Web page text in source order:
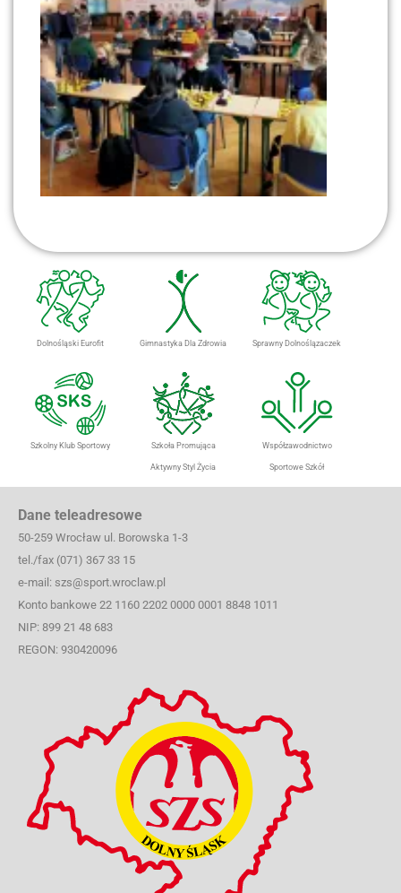
Dolnośląski Eurofit Gimnastyka Dla Zdrowia Sprawny Dolnoślązaczek
Szkolny Klub Sportowy Szkoła Promująca
Aktywny Styl Życia
Współzawodnictwo
Sportowe Szkół
Dane teleadresowe
50-259 Wrocław ul. Borowska 1-3
tel./fax (071) 367 33 15
e-mail: szs@sport.wroclaw.pl
Konto bankowe 22 1160 2202 0000 0001 8848 1011
NIP: 899 21 48 683
REGON: 930420096